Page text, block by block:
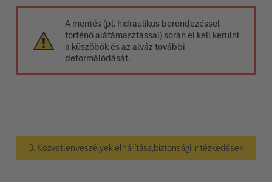
A mentés (pl. hidraulikus berendezéssel
történő alátámasztással) során el kell kerülni
a küszöbök és az alváz további
deformálódását.
3. Közvetlenveszélyek elhárítása,biztonsági intézkedések